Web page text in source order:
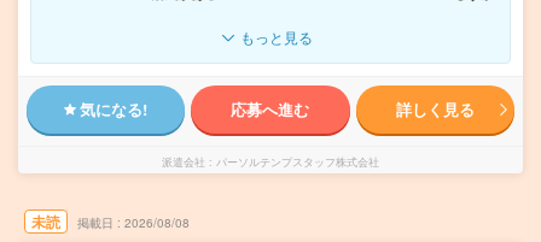
もっと見る
気になる! 応募へ進む 詳しく見る
派遣会社 パーソルテンプスタッフ株式会社
未読 掲載日 2026/08/08